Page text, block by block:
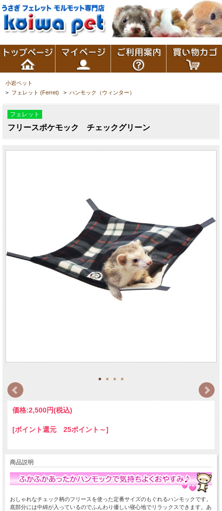
小岩ペット
> フェレット (Ferret) > ハンモック（ウィンター）
フェレット
フリースポケモック チェックグリーン
価格:2,500円(税込)
[ポイント還元 25ポイント～]
商品説明
おしゃれなチェック柄のフリースを使った定番サイズのもぐれるハンモックです。
底部分には中綿が入っているのでふんわり優しい寝心地でリラックスできます。あ